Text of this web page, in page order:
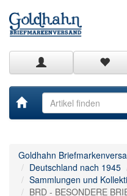
Goldhahn
Deutschland nach 1945
Sammlungen und
BRD - BESONDERE